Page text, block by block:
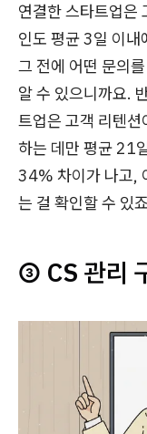
연결한 스타트업은
인도 평균 3일 이내
그 전에 어떤 문의
알 수 있으니까요.
트업은 고객 리텐
하는 데만 평균 21
34% 차이가 나고,
는 걸 확인할 수 있
③ CS 관리